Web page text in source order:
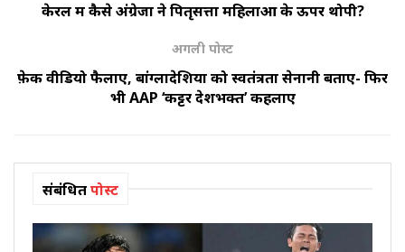
केरल में कैसे अंग्रेजों ने पितृसत्ता महिलाओं के ऊपर थोपी?
अगली पोस्ट
फ़ेक वीडियो फैलाए, बांग्लादेशियों को स्वतंत्रता सेनानी बताए- फिर
भी AAP ‘कट्टर देशभक्त’ कहलाए
संबंधितपोस्ट